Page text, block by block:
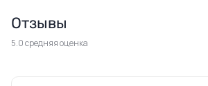
Отзывы
5.0 средняя оценка